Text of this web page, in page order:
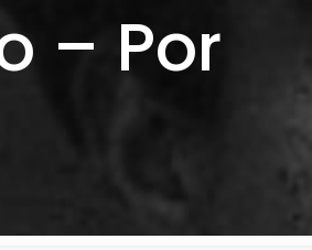
– Por